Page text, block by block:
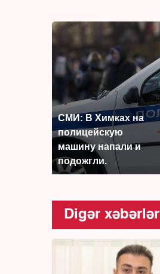
СМИ: В Химках на
полицейскую
машину напали и
подожгли.
Digər xəbərlər